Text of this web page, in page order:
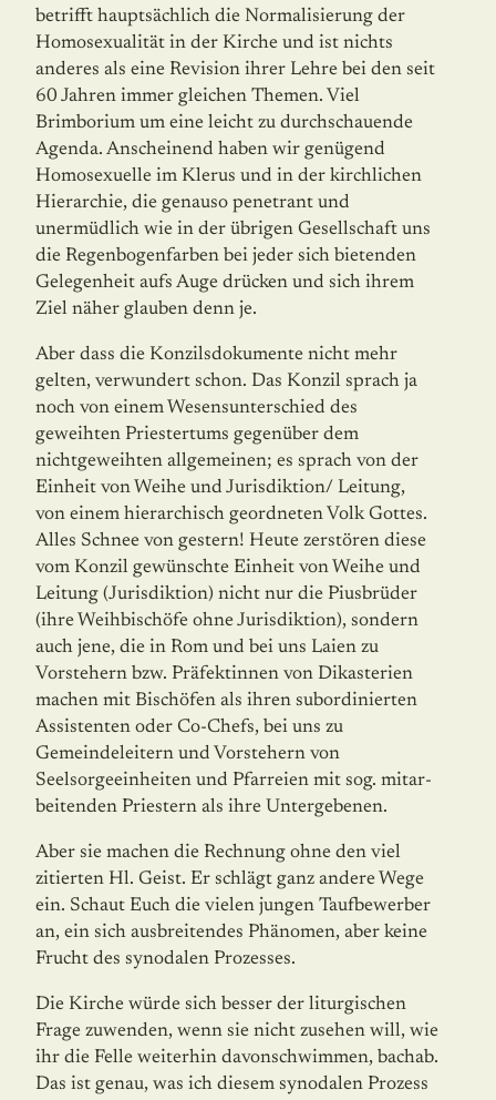
betrifft hauptsächlich die Normalisierung der
Homo­sexualität in der Kirche und ist nichts
anderes als eine Revision ihrer Lehre bei den seit
60 Jahren immer gleichen Themen. Viel
Brimborium um eine leicht zu durchschauende
Agenda. Anscheinend haben wir genügend
Homosexuelle im Klerus und in der kirchlichen
Hierarchie, die genauso penetrant und
unermüdlich wie in der übrigen Gesellschaft uns
die Regenbo­genfarben bei jeder sich bietenden
Gelegenheit aufs Auge drücken und sich ihrem
Ziel näher glauben denn je.
Aber dass die Konzilsdokumente nicht mehr
gelten, verwundert schon. Das Konzil sprach ja
noch von einem Wesensunterschied des
geweihten Priestertums gegenüber dem
nichtgeweihten allgemeinen; es sprach von der
Einheit von Weihe und Jurisdiktion/ Leitung,
von einem hierarchisch geordneten Volk Gottes.
Alles Schnee von gestern! Heute zerstören diese
vom Konzil gewünschte Einheit von Weihe und
Leitung (Juris­diktion) nicht nur die Piusbrüder
(ihre Weihbischöfe ohne Jurisdiktion), sondern
auch jene, die in Rom und bei uns Laien zu
Vorstehern bzw. Präfektinnen von Dikasterien
machen mit Bischöfen als ihren subordinierten
Assistenten oder Co-Chefs, bei uns zu
Gemeindeleitern und Vorstehern von
Seelsorgeeinheiten und Pfarreien mit sog. mitar­
beitenden Priestern als ihre Untergebenen.
Aber sie machen die Rechnung ohne den viel
zitierten Hl. Geist. Er schlägt ganz andere Wege
ein. Schaut Euch die vielen jungen Taufbewerber
an, ein sich ausbreitendes Phä­no­men, aber keine
Frucht des synodalen Prozesses.
Die Kirche würde sich besser der liturgischen
Frage zuwenden, wenn sie nicht zusehen will, wie
ihr die Felle weiterhin davonschwimmen, bachab.
Das ist genau, was ich diesem synodalen Prozess